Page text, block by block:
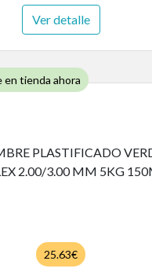
Ver detalle
en tienda ahora
25.63€